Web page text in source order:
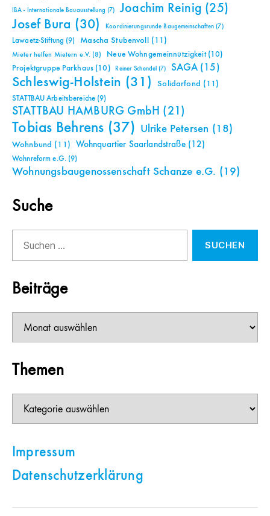
IBA - Internationale Bauausstellung (7) Joachim Reinig (25)
Josef Bura (30) Koordinierungsrunde Baugemeinschaften (7)
Lawaetz-Stiftung (9) Mascha Stubenvoll (11)
Mieter helfen Mietern e.V. (8) Neue Wohngemeinnützigkeit(10)
Projektgruppe Parkhaus (10) Reiner Schendel (7) SAGA(15)
Schleswig-Holstein (31) Solidarfond (11)
STATTBAU Arbeitsbereiche (9)
STATTBAU HAMBURG GmbH (21)
Tobias Behrens (37) Ulrike Petersen (18)
Wohnbund (11) Wohnquartier Saarlandstraße(12)
Wohnreform e.G.(9)
Wohnungsbaugenossenschaft Schanze e.G. (19)
Suche
nach:
Beiträge
Themen
Impressum
Datenschutzerklärung